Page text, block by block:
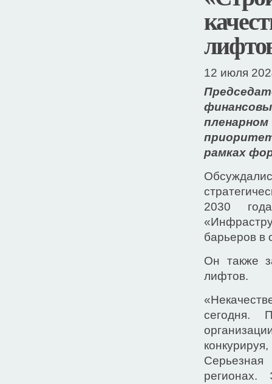
12 июля
рамках
2030
барьеров в
Он также
лифтов.
сегодня.